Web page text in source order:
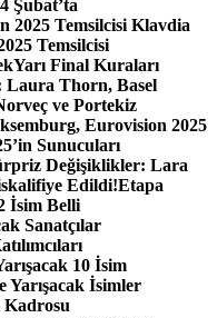
Şubat’ta
2025 Temsilcisi Klavdia
Temsilcisi
Yarı Final Kuraları
Laura Thorn, Basel
ve Portekiz
Eurovision 2025
Sunucuları
Değişiklikler: Lara
Edildi!Etapa
İsim Belli
Sanatçılar
10 İsim
Yarışacak İsimler
Kadrosu